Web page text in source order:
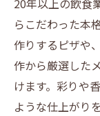
20年以上の飲食
らこだわった本
作りするピザや
作から厳選した
けます。彩りや
ような仕上がり